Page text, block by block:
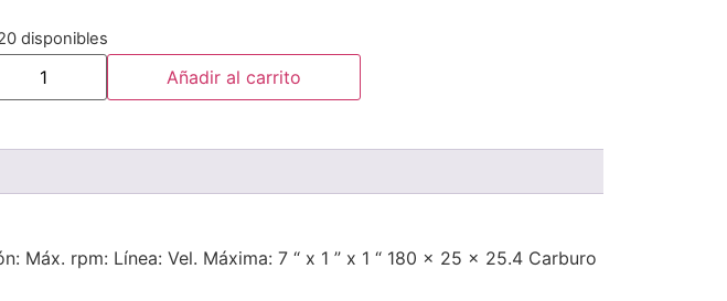
disponibles
Añadir al carrito
Máx. rpm: Línea: Vel. Máxima: 7 “ x 1 ” x 1 “ 180 x 25 x 25.4 Carburo